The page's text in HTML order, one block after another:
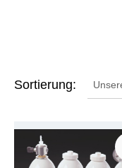
Sortierung: